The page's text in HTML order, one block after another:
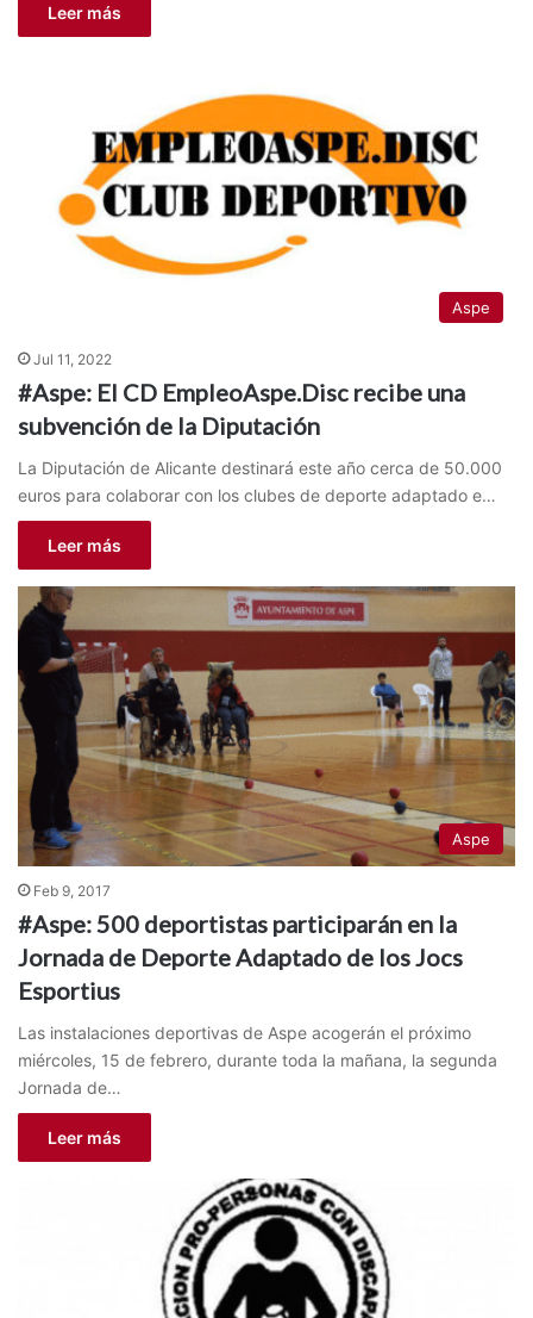
Leer más
Aspe
Jul 11, 2022
#Aspe: El CD EmpleoAspe.Disc recibe una
subvención de la Diputación
La Diputación de Alicante destinará este año cerca de 50.000
euros para colaborar con los clubes de deporte adaptado e…
Leer más
Aspe
Feb 9, 2017
#Aspe: 500 deportistas participarán en la
Jornada de Deporte Adaptado de los Jocs
Esportius
Las instalaciones deportivas de Aspe acogerán el próximo
miércoles, 15 de febrero, durante toda la mañana, la segunda
Jornada de…
Leer más